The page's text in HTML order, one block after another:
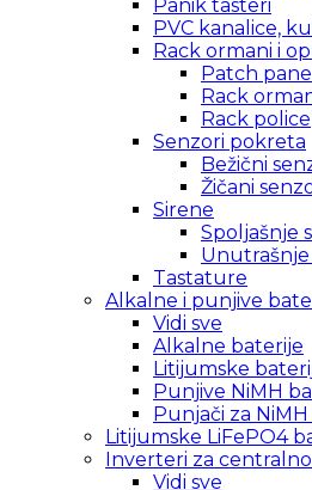
Panik tasteri
PVC kanalice,
Rack ormani i
Patch
Rack
Rack police
Senzori pokreta
Bežični
Žičani
Sirene
Spoljašnje
Unutrašnje
Tastature
Alkalne i punjive
Vidi sve
Alkalne baterije
Litijumske
Punjive NiMH
Punjači za
Litijumske LiFePO4
Inverteri za
Vidi sve